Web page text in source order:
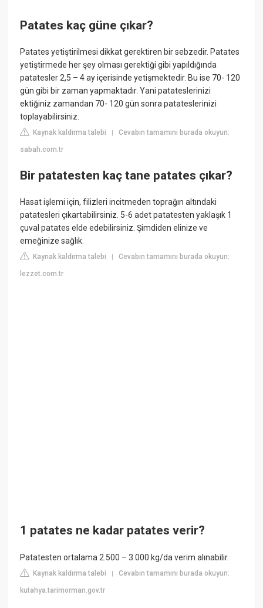
Patates kaç güne çıkar?
Patates yetiştirilmesi dikkat gerektiren bir sebzedir. Patates
yetiştirmede her şey olması gerektiği gibi yapıldığında
patatesler 2,5 – 4 ay içerisinde yetişmektedir. Bu ise 70- 120
gün gibi bir zaman yapmaktadır. Yani patateslerinizi
ektiğiniz zamandan 70- 120 gün sonra patateslerinizi
toplayabilirsiniz.
Kaynak kaldırma talebi |Cevabın tamamını burada okuyun:
sabah.com.tr
Bir patatesten kaç tane patates çıkar?
Hasat işlemi için, filizleri incitmeden toprağın altındaki
patatesleri çıkartabilirsiniz. 5-6 adet patatesten yaklaşık 1
çuval patates elde edebilirsiniz. Şimdiden elinize ve
emeğinize sağlık.
Kaynak kaldırma talebi |Cevabın tamamını burada okuyun:
lezzet.com.tr
1 patates ne kadar patates verir?
Patatesten ortalama 2.500 – 3.000 kg/da verim alınabilir.
Kaynak kaldırma talebi |Cevabın tamamını burada okuyun:
kutahya.tarimorman.gov.tr